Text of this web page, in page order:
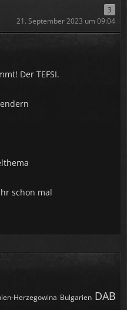
3
21. September 2023 um 09:04
Der TEFSI.
schon mal
Herzegowina Bulgarien DAB